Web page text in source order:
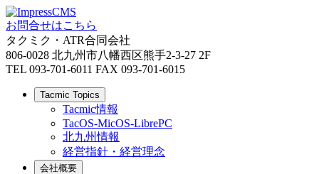
お問合せはこちら
タクミク・ATR合同会社
806-0028 北九州市八幡西区熊手2-3-27 2F
TEL 093-701-6011 FAX 093-701-6015
Tacmic Topics
Tacmic情報
TacOS-MicOS-LibrePC
北九州情報
経営指針・経営理念
会社概要